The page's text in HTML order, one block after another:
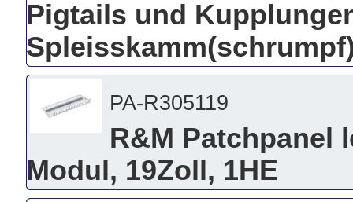
Pigtails und
PA-R305119
R&M Patchpanel
Modul, 19Zoll, 1HE